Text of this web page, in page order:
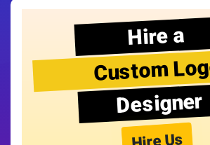
Hire a
Custom
Designer